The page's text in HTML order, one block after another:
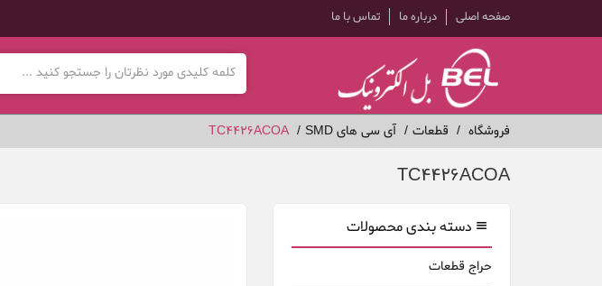
صفحه اصلی درباره ما تماس با ما
فروشگاه قطعات آی سی های SMD TC4426ACOA
TC4426ACOA
دسته بندی محصولات
حراج قطعات